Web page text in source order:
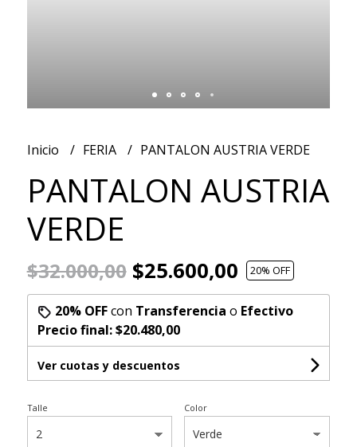
Inicio FERIA PANTALON AUSTRIA VERDE
PANTALON AUSTRIA
VERDE
$32.000,00$25.600,00 20% OFF
20% OFFcon Transferencia o Efectivo
Precio final:$20.480,00
Ver cuotas y descuentos
Talle Color